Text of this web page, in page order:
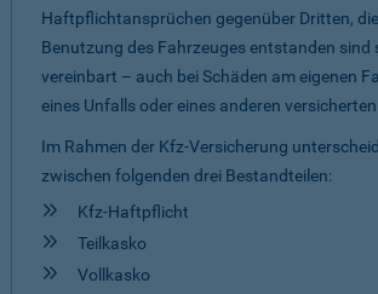
Haftpflichtansprüchen gegenüber Dritten,
Benutzung des Fahrzeuges entstanden sind
vereinbart – auch bei Schäden am eigenen
eines Unfalls oder eines anderen
Im Rahmen der Kfz-Versicherung
zwischen folgenden drei Bestandteilen:
Kfz-Haftpflicht
Teilkasko
Vollkasko